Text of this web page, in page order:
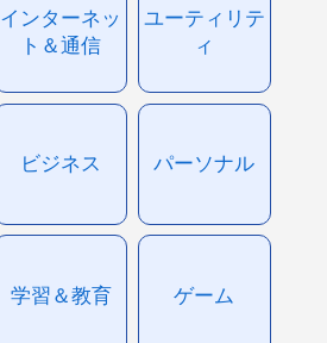
インターネッ
ト＆通信
ユーティリテ
ィ
ビジネス パーソナル
学習＆教育 ゲーム